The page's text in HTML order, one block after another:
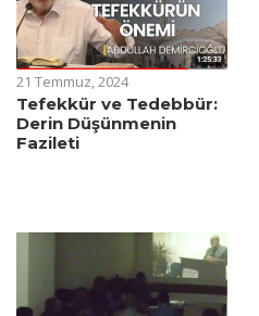
21 Temmuz, 2024
Tefekkür ve Tedebbür:
Derin Düşünmenin
Fazileti